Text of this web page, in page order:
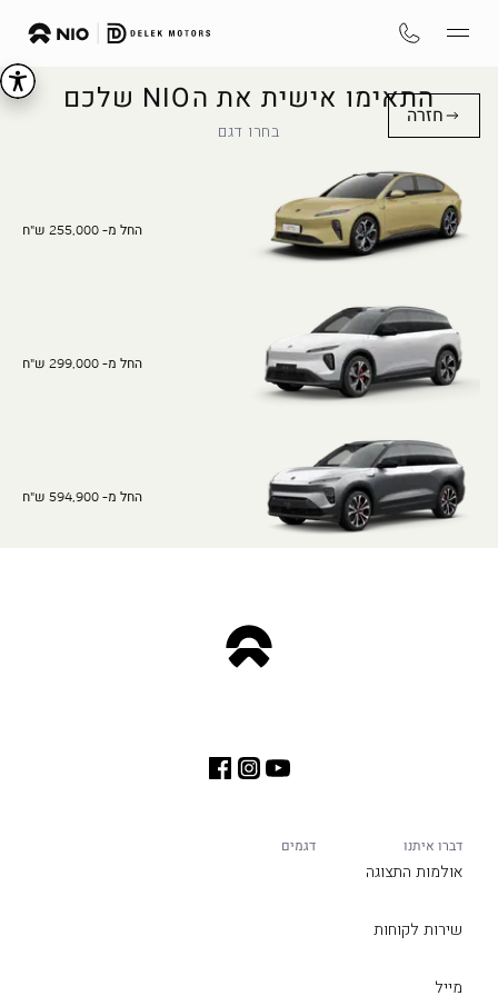
חזרה
התאימו אישית את הNIO שלכם
בחרו דגם
החל מ- 255,000 ש"ח
החל מ- 299,000 ש"ח
החל מ- 594,900 ש"ח
דברו איתנו
אולמות התצוגה
שירות לקוחות
מייל
דגמים